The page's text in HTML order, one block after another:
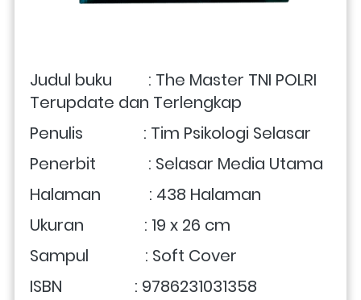
Judul buku         : The Master TNI POLRI
Terupdate dan Terlengkap
Penulis               : Tim Psikologi Selasar
Penerbit             : Selasar Media Utama
Halaman            : 438 Halaman
Ukuran               : 19 x 26 cm
Sampul              : Soft Cover
ISBN                  : 9786231031358